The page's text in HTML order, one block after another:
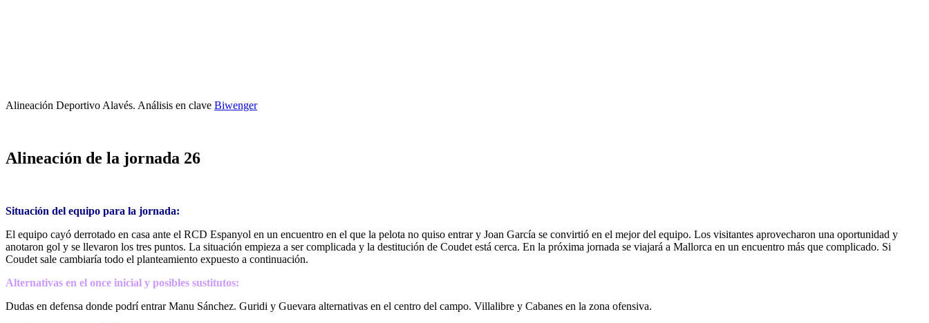
Alineación Deportivo Alavés. Análisis en clave Biwenger
Alineación de la jornada 26
Situación del equipo para la jornada:
El equipo cayó derrotado en casa ante el RCD Espanyol en un encuentro en el que la pelota no quiso entrar y Joan García se convirtió en el mejor del equipo. Los visitantes aprovecharon una oportunidad y
anotaron gol y se llevaron los tres puntos. La situación empieza a ser complicada y la destitución de Coudet está cerca. En la próxima jornada se viajará a Mallorca en un encuentro más que complicado. Si
Coudet sale cambiaría todo el planteamiento expuesto a continuación.
Alternativas en el once inicial y posibles sustitutos:
Dudas en defensa donde podrí entrar Manu Sánchez. Guridi y Guevara alternativas en el centro del campo. Villalibre y Cabanes en la zona ofensiva.